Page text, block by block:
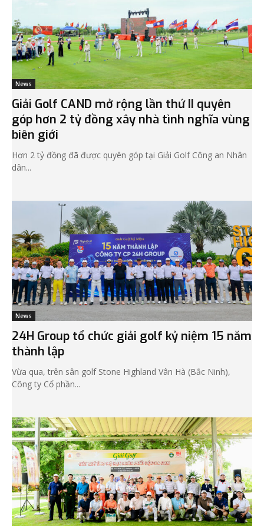
News
Giải Golf CAND mở rộng lần thứ II quyên
góp hơn 2 tỷ đồng xây nhà tình nghĩa vùng
biên giới
Hơn 2 tỷ đồng đã được quyên góp tại Giải Golf Công an Nhân
dân...
News
24H Group tổ chức giải golf kỷ niệm 15 năm
thành lập
Vừa qua, trên sân golf Stone Highland Vân Hà (Bắc Ninh),
Công ty Cổ phần...